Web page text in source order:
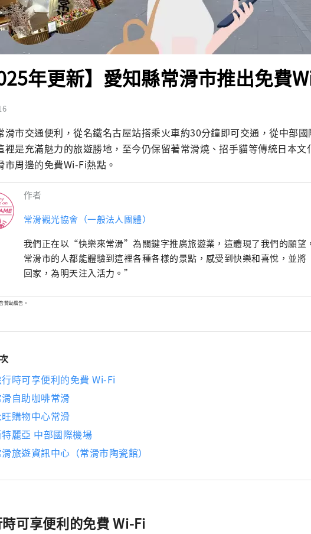
年更新】愛知縣常滑市推出免費
滑市交通便利，從名鐵名古屋站搭乘火車約30分鐘即可交通，從中部
裡是充滿​​魅力的旅遊勝地，至今仍保留著常滑燒、招手貓等傳統日本文
市周邊的免費Wi-Fi熱點。
作者
常滑觀光協會（一般法人團體）
我們正在以“快樂來常滑”為關鍵字推廣旅遊業，這體現了我們的願
常滑市的人都能體驗到這裡各種各樣的景點，感受到快樂和喜悅，並
回家，為明天注入活力。”
贊助廣告。
時可享便利的免費 Wi-Fi
滑自助咖啡常滑
旺購物中心常滑
麗亞 中部國際機場
旅遊資訊中心（常滑市陶瓷館）
可享便利的免費 Wi-Fi